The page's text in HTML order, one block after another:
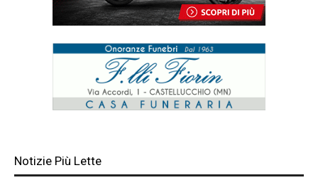
Notizie Più Lette